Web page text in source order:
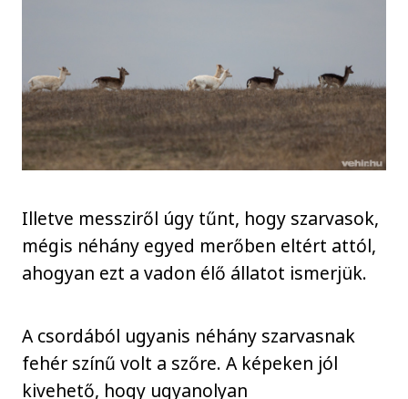
Illetve messziről úgy tűnt, hogy szarvasok,
mégis néhány egyed merőben eltért attól,
ahogyan ezt a vadon élő állatot ismerjük.
A csordából ugyanis néhány szarvasnak
fehér színű volt a szőre. A képeken jól
kivehető, hogy ugyanolyan